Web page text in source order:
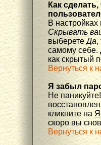
Как
В
Скрывать
выберетеДа,
самому себе.
как скрытый
Вернуться к
Я забыл
Не
кликните на Я
скоро вы
Вернуться к